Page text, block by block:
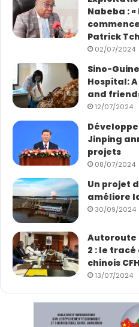
enregistrée, les réformes
services publics en fonction
indépendamment du statut
initiative libère non
consommation, mais réduit
les gouvernements locaux
d’échelle.
L’année 2024 a illustré la
Chine à faire face aux défis
et une action coordonnée.
stratégique claire pour 2025
Chine est non seulement
la construction d’une
mais s’affirme aussi
et de progrès dans le
Nabeba :
Patrick
02/07/2024
Sino-
Hospital:
and
12/07/2024
Jinping
projets
08/07/2024
Un projet
améliore
30/09/2024
Autoroute
2 : le
chinois
13/07/2024